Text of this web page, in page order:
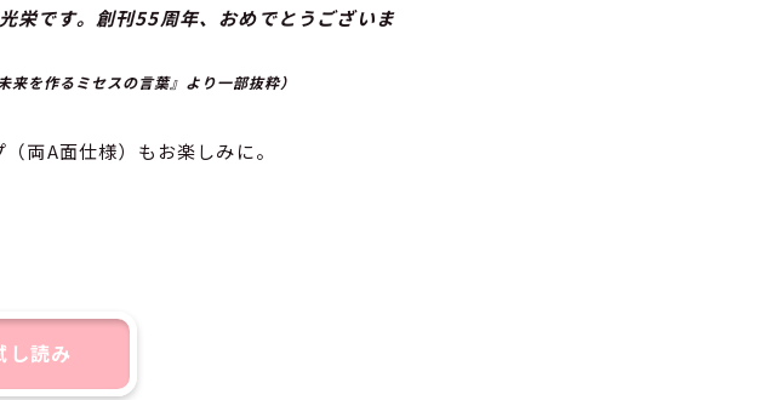
栄です。創刊55周年、おめでとうございま
を作るミセスの言葉』より一部抜粋）
両A面仕様）もお楽しみに。
し読み